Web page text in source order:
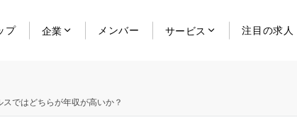
プ 企業 メンバー サービス 注目の求人
ではどちらが年収が高いか？